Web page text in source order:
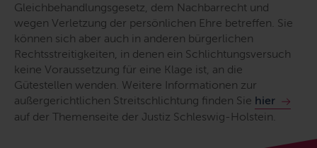
Gleichbehandlungsgesetz, dem Nachbarrecht und
wegen Verletzung der persönlichen Ehre betreffen. Sie
können sich aber auch in anderen bürgerlichen
Rechtsstreitigkeiten, in denen ein Schlichtungsversuch
keine Voraussetzung für eine Klage ist, an die
Gütestellen wenden. Weitere Informationen zur
außergerichtlichen Streitschlichtung finden Sie hier
auf der Themenseite der Justiz Schleswig-Holstein.